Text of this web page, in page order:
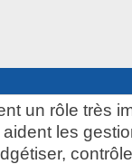
un rôle très
les